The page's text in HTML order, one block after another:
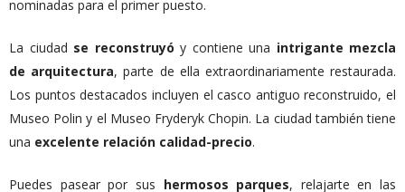
nominadas para el primer puesto.
La ciudad se reconstruyó y contiene una intrigante mezcla
de arquitectura, parte de ella extraordinariamente restaurada.
Los puntos destacados incluyen el casco antiguo reconstruido, el
Museo Polin y el Museo Fryderyk Chopin. La ciudad también tiene
una excelente relación calidad-precio.
Puedes pasear por sus hermosos parques, relajarte en las